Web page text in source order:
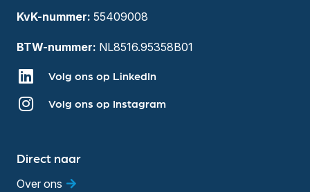
KvK-nummer: 55409008
BTW-nummer: NL8516.95358B01
Volg ons op LinkedIn
Volg ons op Instagram
Direct naar
Over ons